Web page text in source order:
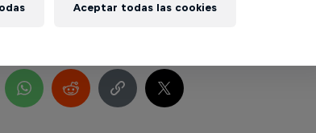
Aceptar todas las cookies